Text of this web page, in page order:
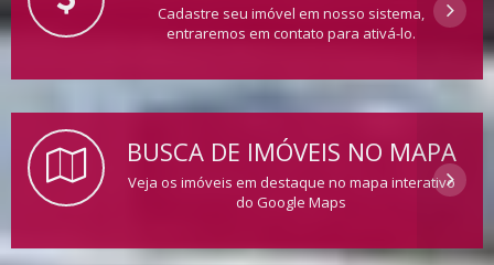
Cadastre seu imóvel em nosso sistema,
entraremos em contato para ativá-lo.
BUSCA DE IMÓVEIS NO MAPA
Veja os imóveis em destaque no mapa interativo
do Google Maps